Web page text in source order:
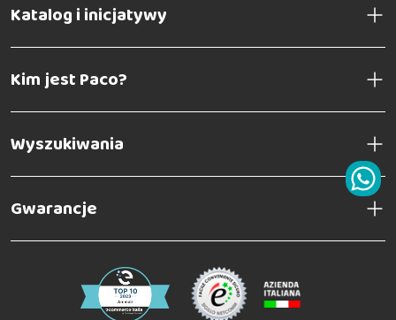
Katalog i inicjatywy
Kim jest Paco?
Wyszukiwania
Gwarancje